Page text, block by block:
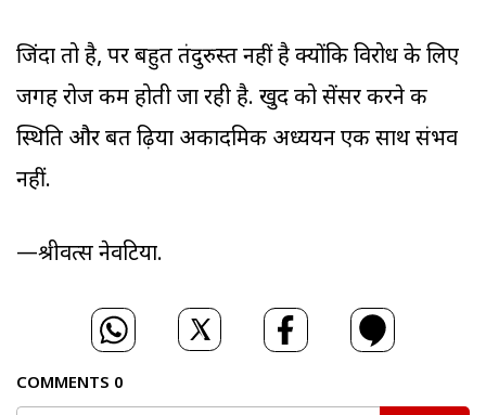
जिंदा तो है, पर बहुत तंदुरुस्त नहीं है क्योंकि विरोध के लिए
जगह रोज कम होती जा रही है. खुद को सेंसर करने की
स्थिति और ब‌त ढ़िया अकादमिक अध्ययन एक साथ संभव
नहीं.
—श्रीवत्स नेवटिया.
COMMENTS 0